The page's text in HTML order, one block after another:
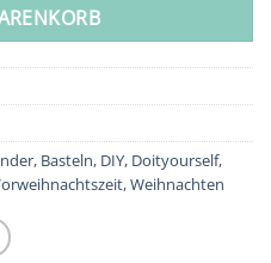
, Basteln, DIY, Doityourself,
,Weihnachten